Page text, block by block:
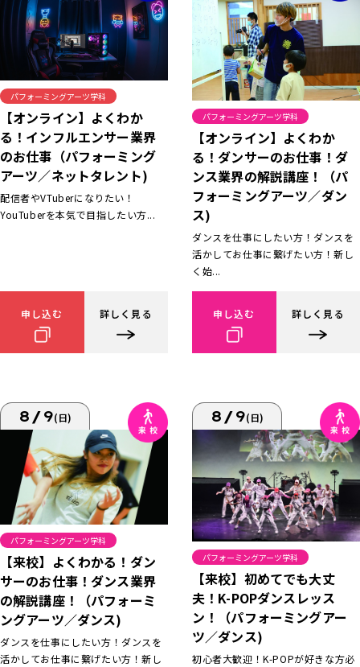
パフォーミングアーツ学科
【オンライン】よくわか
る！インフルエンサー業界
のお仕事（パフォーミング
アーツ／ネットタレント)
配信者やVTuberになりたい！
YouTuberを本気で目指したい方...
申し込む 詳しく見る
パフォーミングアーツ学科
【オンライン】よくわか
る！ダンサーのお仕事！ダ
ンス業界の解説講座！（パ
フォーミングアーツ／ダン
ス)
ダンスを仕事にしたい方！ダンスを
活かしてお仕事に繋げたい方！新し
く始...
申し込む 詳しく見る
8/9(日)
パフォーミングアーツ学科
【来校】よくわかる！ダン
サーのお仕事！ダンス業界
の解説講座！（パフォーミ
ングアーツ／ダンス)
ダンスを仕事にしたい方！ダンスを
活かしてお仕事に繋げたい方！新し
8/9(日)
パフォーミングアーツ学科
【来校】初めてでも大丈
夫！K-POPダンスレッス
ン！（パフォーミングアー
ツ／ダンス)
初心者大歓迎！K-POPが好きな方必